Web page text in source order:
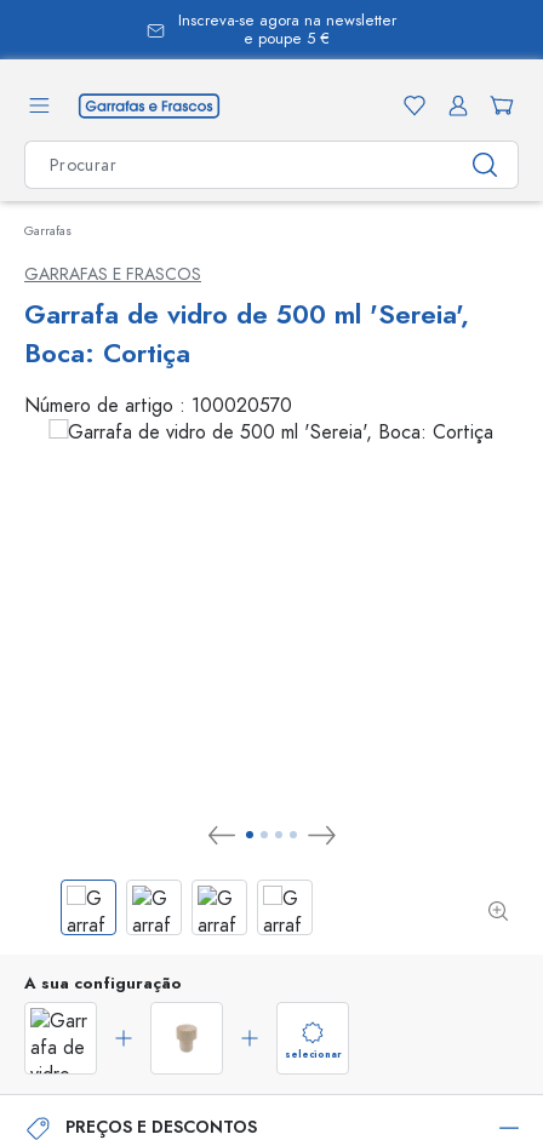
Inscreva-se agora na newsletter
e poupe 5 €
Garrafas
GARRAFAS E FRASCOS
Garrafa de vidro de 500 ml 'Sereia',
Boca: Cortiça
Número de artigo : 100020570
A sua configuração
selecionar
PREÇOS E DESCONTOS